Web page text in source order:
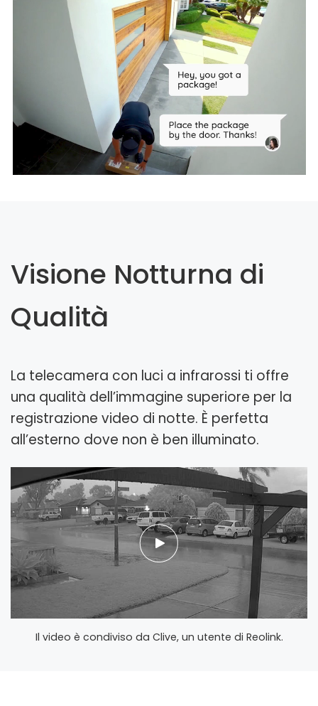
Visione Notturna di
Qualità
La telecamera con luci a infrarossi ti offre
una qualità dell’immagine superiore per la
registrazione video di notte. È perfetta
all’esterno dove non è ben illuminato.
Il video è condiviso da Clive, un utente di Reolink.